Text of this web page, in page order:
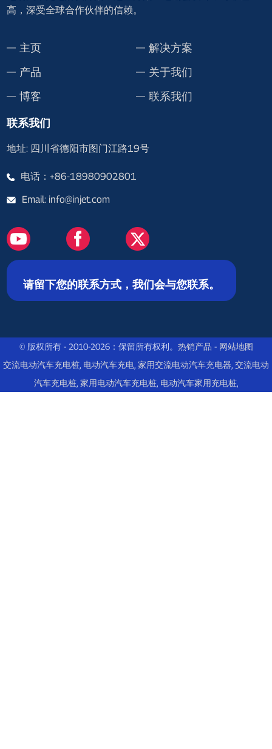
高，深受全球合作伙伴的信赖。
主页
解决方案
产品
关于我们
博客
联系我们
联系我们
地址: 四川省德阳市图门江路19号
电话：+86-18980902801
Email: info@injet.com
请留下您的联系方式，我们会与您联系。
© 版权所有 - 2010-2026：保留所有权利。 热销产品 - 网站地图
交流电动汽车充电桩 电动汽车充电 家用交流电动汽车充电器 交流电动
汽车充电桩, 家用电动汽车充电桩, 电动汽车家用充电桩,